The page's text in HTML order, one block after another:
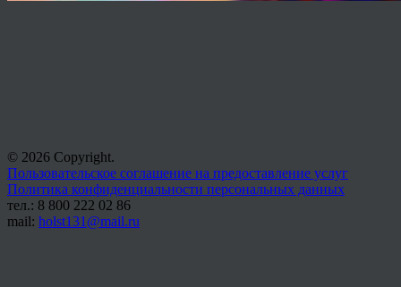
© 2026 Copyright.
Пользовательское соглашение на предоставление услуг
Политика конфиденциальности персональных данных
тел.: 8 800 222 02 86
mail: holst131@mail.ru